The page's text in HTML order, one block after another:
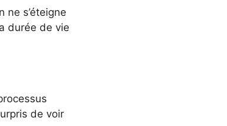
ne s’éteigne
durée de vie
de voir